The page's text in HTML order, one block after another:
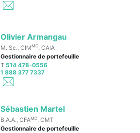
Olivier Armangau
M. Sc., CIMMD , CAIA
Gestionnaire de portefeuille
T 514 478-0556
1 888 377 7337
Sébastien Martel
B.A.A., CFAMD, CMT
Gestionnaire de portefeuille